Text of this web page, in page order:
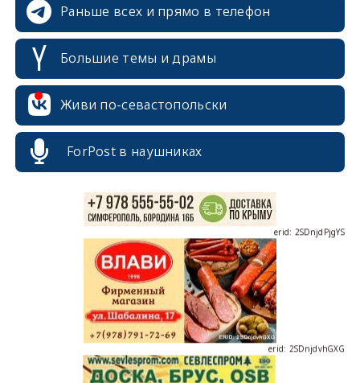
Раньше всех и прямо в телефон
Большие темы и драмы
Живи по-севастопольски
ForPost в наушниках
erid: 2SDnjcrDNw6
erid: 2SDnjdvhGXG